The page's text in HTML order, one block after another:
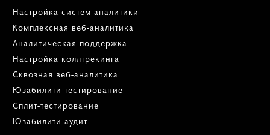
Настройка систем аналитики
Комплексная веб-аналитика
Аналитическая поддержка
Настройка коллтрекинга
Сквозная веб-аналитика
Юзабилити-тестирование
Сплит-тестирование
Юзабилити-аудит